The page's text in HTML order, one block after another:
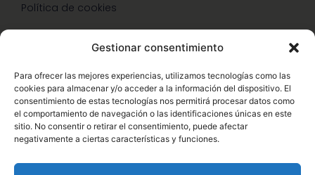
Gestionar consentimiento
Para ofrecer las mejores experiencias, utilizamos tecnologías como las
cookies para almacenar y/o acceder a la información del dispositivo. El
consentimiento de estas tecnologías nos permitirá procesar datos como
el comportamiento de navegación o las identificaciones únicas en este
sitio. No consentir o retirar el consentimiento, puede afectar
negativamente a ciertas características y funciones.
Política de cookies
Hazte Miembro Herbalife
Consulta Nutrición Gratis
Descuentos Vip Herbalife